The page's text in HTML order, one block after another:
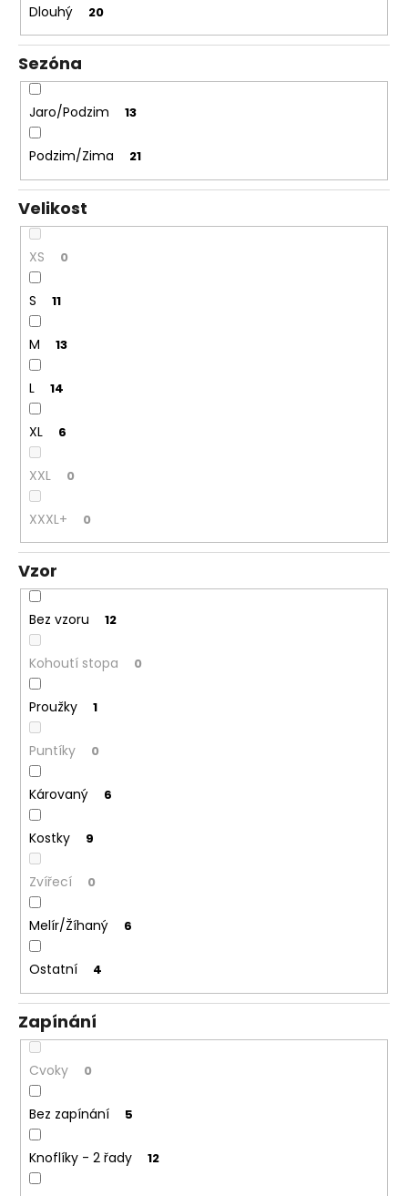
Dlouhý 20
Sezóna
Jaro/Podzim 13
Podzim/Zima 21
Velikost
XS 0
S 11
M 13
L 14
XL 6
XXL 0
XXXL+ 0
Vzor
Bez vzoru 12
Kohoutí stopa 0
Proužky 1
Puntíky 0
Károvaný 6
Kostky 9
Zvířecí 0
Melír/Žíhaný 6
Ostatní 4
Zapínání
Cvoky 0
Bez zapínání 5
Knoflíky - 2 řady 12